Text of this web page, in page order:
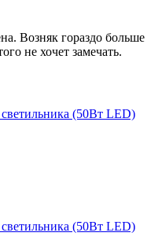
Возняк гораздо больше
не хочет замечать.
(50Вт LED)
(50Вт LED)